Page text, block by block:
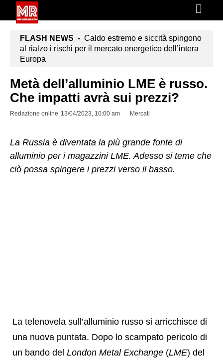
FLASH NEWS - Caldo estremo e siccità spingono
al rialzo i rischi per il mercato energetico dell’intera
Europa
Metà dell’alluminio LME è russo.
Che impatti avrà sui prezzi?
Redazione online 13/04/2023, 10:00 am Mercati
La Russia è diventata la più grande fonte di
alluminio per i magazzini LME. Adesso si teme che
ciò possa spingere i prezzi verso il basso.
La telenovela sull’alluminio russo si arricchisce di
una nuova puntata. Dopo lo scampato pericolo di
un bando del London Metal Exchange (LME) del